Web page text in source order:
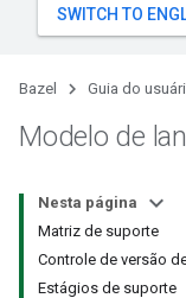
Bazel Guia do
Modelo de
Nesta página
Matriz de suporte
Controle de versão
Estágios de suporte